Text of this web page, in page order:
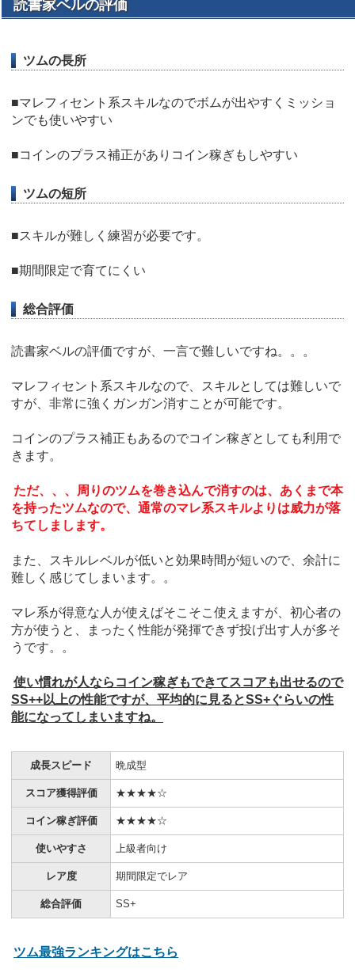
読書家ベルの評価
ツムの長所
■マレフィセント系スキルなのでボムが出やすくミッショ
ンでも使いやすい
■コインのプラス補正がありコイン稼ぎもしやすい
ツムの短所
■スキルが難しく練習が必要です。
■期間限定で育てにくい
総合評価
読書家ベルの評価ですが、一言で難しいですね。。。
マレフィセント系スキルなので、スキルとしては難しいで
すが、非常に強くガンガン消すことが可能です。
コインのプラス補正もあるのでコイン稼ぎとしても利用で
きます。
ただ、、、周りのツムを巻き込んで消すのは、あくまで本
を持ったツムなので、通常のマレ系スキルよりは威力が落
ちてしまします。
また、スキルレベルが低いと効果時間が短いので、余計に
難しく感じてしまいます。。
マレ系が得意な人が使えばそこそこ使えますが、初心者の
方が使うと、まったく性能が発揮できず投げ出す人が多そ
うです。。
使い慣れが人ならコイン稼ぎもできてスコアも出せるので
SS++以上の性能ですが、平均的に見るとSS+ぐらいの性
能になってしまいますね。
成長スピード 晩成型
スコア獲得評価 ★★★★☆
コイン稼ぎ評価 ★★★★☆
使いやすさ 上級者向け
レア度 期間限定でレア
総合評価 SS+
ツム最強ランキングはこちら